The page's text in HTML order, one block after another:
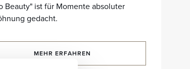
Beauty" ist für Momente absoluter
gedacht.
MEHR ERFAHREN